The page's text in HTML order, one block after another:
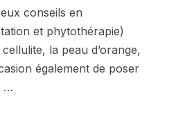
conseils en
et phytothérapie)
la peau d’orange,
également de poser
…